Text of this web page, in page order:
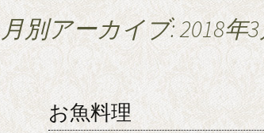
月別アーカイブ: 2018年
お魚料理